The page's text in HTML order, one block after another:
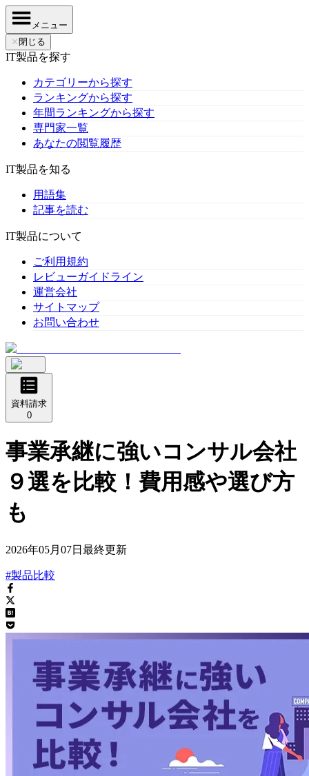
メニュー
✕ 閉じる
IT製品を探す
カテゴリーから探す
ランキングから探す
年間ランキングから探す
専門家一覧
あなたの閲覧履歴
IT製品を知る
用語集
記事を読む
IT製品について
ご利用規約
レビューガイドライン
運営会社
サイトマップ
お問い合わせ
資料請求
0
事業承継に強いコンサル会社
９選を比較！費用感や選び方
も
2026年05月07日 最終更新
#製品比較